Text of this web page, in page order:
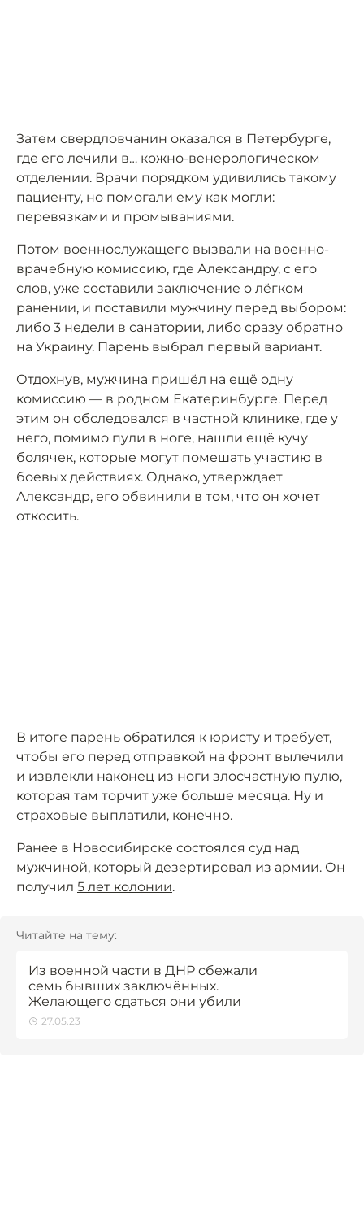
Затем свердловчанин оказался в Петербурге,
где его лечили в… кожно-венерологическом
отделении. Врачи порядком удивились такому
пациенту, но помогали ему как могли:
перевязками и промываниями.
Потом военнослужащего вызвали на военно-
врачебную комиссию, где Александру, с его
слов, уже составили заключение о лёгком
ранении, и поставили мужчину перед выбором:
либо 3 недели в санатории, либо сразу обратно
на Украину. Парень выбрал первый вариант.
Отдохнув, мужчина пришёл на ещё одну
комиссию — в родном Екатеринбурге. Перед
этим он обследовался в частной клинике, где у
него, помимо пули в ноге, нашли ещё кучу
болячек, которые могут помешать участию в
боевых действиях. Однако, утверждает
Александр, его обвинили в том, что он хочет
откосить.
В итоге парень обратился к юристу и требует,
чтобы его перед отправкой на фронт вылечили
и извлекли наконец из ноги злосчастную пулю,
которая там торчит уже больше месяца. Ну и
страховые выплатили, конечно.
Ранее в Новосибирске состоялся суд над
мужчиной, который дезертировал из армии. Он
получил 5 лет колонии.
Читайте на тему:
Из военной части в ДНР сбежали
семь бывших заключённых.
Желающего сдаться они убили
27.05.23